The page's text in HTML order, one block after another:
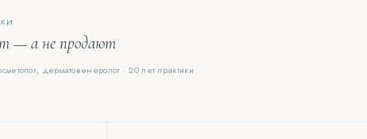
— а не продают
дерматовенеролог · 20 лет практики